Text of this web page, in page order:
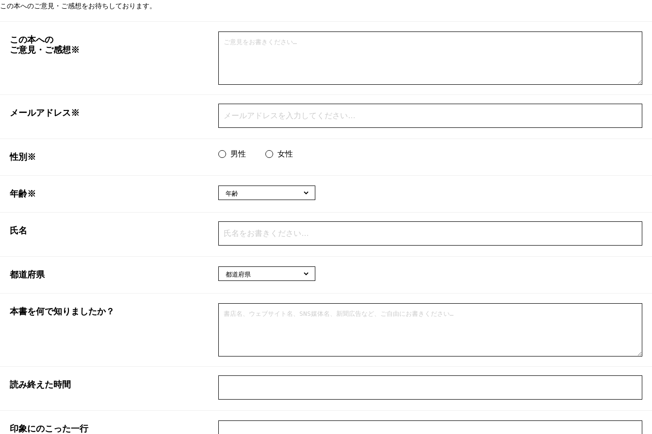
この本へのご意見・ご感想をお待ちしております。
この本への
ご意見・ご感想※
メールアドレス※
性別※ 男性 女性
年齢※
氏名
都道府県
本書を何で知りましたか？
読み終えた時間
印象にのこった一行